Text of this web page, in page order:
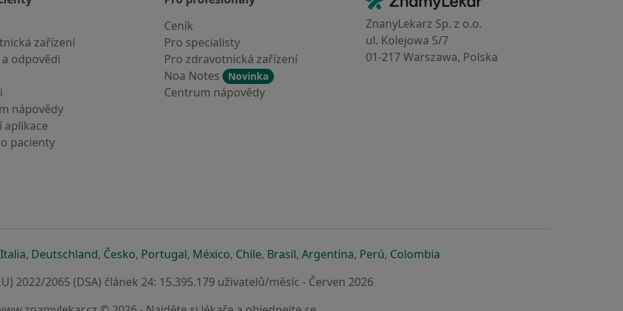
zařízení
odpovědi
nápovědy
aplikace
pacienty
Ceník
Pro specialisty
Pro zdravotnická zařízení
Noa Notes
Novinka
Centrum nápovědy
ZnanyLekarz Sp. z o.o.
ul. Kolejowa 5/7
01-217 Warszawa, Polska
nové záložce
otevře v nové záložce
Italiase otevře v nové záložce
, Deutschlandse otevře v nové záložce
, Českose otevře v nové záložce
, Portugalse otevře v nové záložce
, Méxicose otevře v nové záložce
, Chilese otevře v nové záložce
, Brasilse otevře v nové záložce
, Argentinase otevře v nové záložce
, Perúse otevře v nové záložce
, Colombiase otevře v nové záložce
2022/2065 (DSA) článek 24: 15.395.179 uživatelů/měsíc - Červen 2026